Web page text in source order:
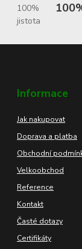
Informace
Jak nakupovat
Doprava a platba
Obchodní
Velkoobchod
Reference
Kontakt
Časté dotazy
Certifikáty